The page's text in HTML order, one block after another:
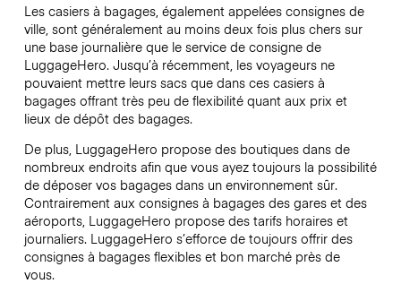
Les casiers à bagages, également appelées consignes de
ville, sont généralement au moins deux fois plus chers sur
une base journalière que le service de consigne de
LuggageHero. Jusqu’à récemment, les voyageurs ne
pouvaient mettre leurs sacs que dans ces casiers à
bagages offrant très peu de flexibilité quant aux prix et
lieux de dépôt des bagages.
De plus, LuggageHero propose des boutiques dans de
nombreux endroits afin que vous ayez toujours la possibilité
de déposer vos bagages dans un environnement sûr.
Contrairement aux consignes à bagages des gares et des
aéroports, LuggageHero propose des tarifs horaires et
journaliers. LuggageHero s’efforce de toujours offrir des
consignes à bagages flexibles et bon marché près de
vous.